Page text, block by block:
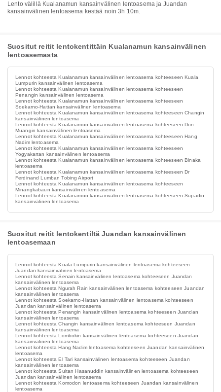
Lento välillä Kualanamun kansainvälinen lentoasema ja Juandan
kansainvälinen lentoasema kestää noin 3h 10m.
Suositut reitit lentokentittäin Kualanamun kansainvälinen
lentoasemasta
Lennot kohteesta Kualanamun kansainvälinen lentoasema kohteeseen Kuala
Lumpurin kansainvälinen lentoasema
Lennot kohteesta Kualanamun kansainvälinen lentoasema kohteeseen
Penangin kansainvälinen lentoasema
Lennot kohteesta Kualanamun kansainvälinen lentoasema kohteeseen
Soekarno-Hattan kansainvälinen lentoasema
Lennot kohteesta Kualanamun kansainvälinen lentoasema kohteeseen Changin
kansainvälinen lentoasema
Lennot kohteesta Kualanamun kansainvälinen lentoasema kohteeseen Don
Muangin kansainvälinen lentoasema
Lennot kohteesta Kualanamun kansainvälinen lentoasema kohteeseen Hang
Nadim lentoasema
Lennot kohteesta Kualanamun kansainvälinen lentoasema kohteeseen
Yogyakartan kansainvälinen lentoasema
Lennot kohteesta Kualanamun kansainvälinen lentoasema kohteeseen Binaka
lentoasema
Lennot kohteesta Kualanamun kansainvälinen lentoasema kohteeseen Dr
Ferdinand Lumban Tobing Airport
Lennot kohteesta Kualanamun kansainvälinen lentoasema kohteeseen
Minangkabaun kansainvälinen lentoasema
Lennot kohteesta Kualanamun kansainvälinen lentoasema kohteeseen Supadio
kansainvälinen lentoasema
Suositut reitit lentokentiltä Juandan kansainvälinen
lentoasemaan
Lennot kohteesta Kuala Lumpurin kansainvälinen lentoasema kohteeseen
Juandan kansainvälinen lentoasema
Lennot kohteesta Senain kansainvälinen lentoasema kohteeseen Juandan
kansainvälinen lentoasema
Lennot kohteesta Ngurah Rain kansainvälinen lentoasema kohteeseen Juandan
kansainvälinen lentoasema
Lennot kohteesta Soekarno-Hattan kansainvälinen lentoasema kohteeseen
Juandan kansainvälinen lentoasema
Lennot kohteesta Penangin kansainvälinen lentoasema kohteeseen Juandan
kansainvälinen lentoasema
Lennot kohteesta Changin kansainvälinen lentoasema kohteeseen Juandan
kansainvälinen lentoasema
Lennot kohteesta Lombokin kansainvälinen lentoasema kohteeseen Juandan
kansainvälinen lentoasema
Lennot kohteesta Hang Nadim lentoasema kohteeseen Juandan kansainvälinen
lentoasema
Lennot kohteesta El Tari kansainvälinen lentoasema kohteeseen Juandan
kansainvälinen lentoasema
Lennot kohteesta Sultan Hasanuddin kansainvälinen lentoasema kohteeseen
Juandan kansainvälinen lentoasema
Lennot kohteesta Komodon lentoasema kohteeseen Juandan kansainvälinen
lentoasema